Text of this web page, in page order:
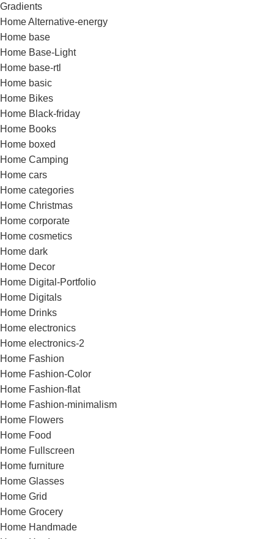
Gradients
Home Alternative-energy
Home base
Home Base-Light
Home base-rtl
Home basic
Home Bikes
Home Black-friday
Home Books
Home boxed
Home Camping
Home cars
Home categories
Home Christmas
Home corporate
Home cosmetics
Home dark
Home Decor
Home Digital-Portfolio
Home Digitals
Home Drinks
Home electronics
Home electronics-2
Home Fashion
Home Fashion-Color
Home Fashion-flat
Home Fashion-minimalism
Home Flowers
Home Food
Home Fullscreen
Home furniture
Home Glasses
Home Grid
Home Grocery
Home Handmade